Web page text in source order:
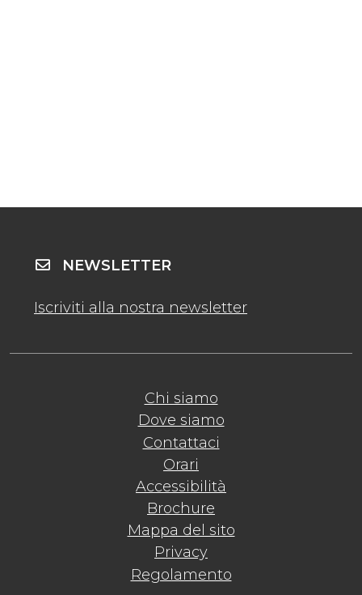
Chi siamo
Dove siamo
Contattaci
Orari
Accessibilità
Brochure
Mappa del sito
Privacy
Regolamento
NEWSLETTER
Iscriviti alla nostra newsletter